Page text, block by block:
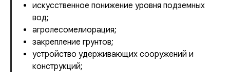
искусственное понижение уровня подземных
вод;
агролесомелиорация;
закрепление грунтов;
устройство удерживающих сооружений и
конструкций;